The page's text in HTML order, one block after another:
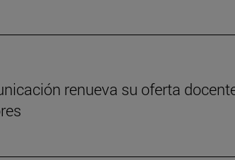
renueva su oferta